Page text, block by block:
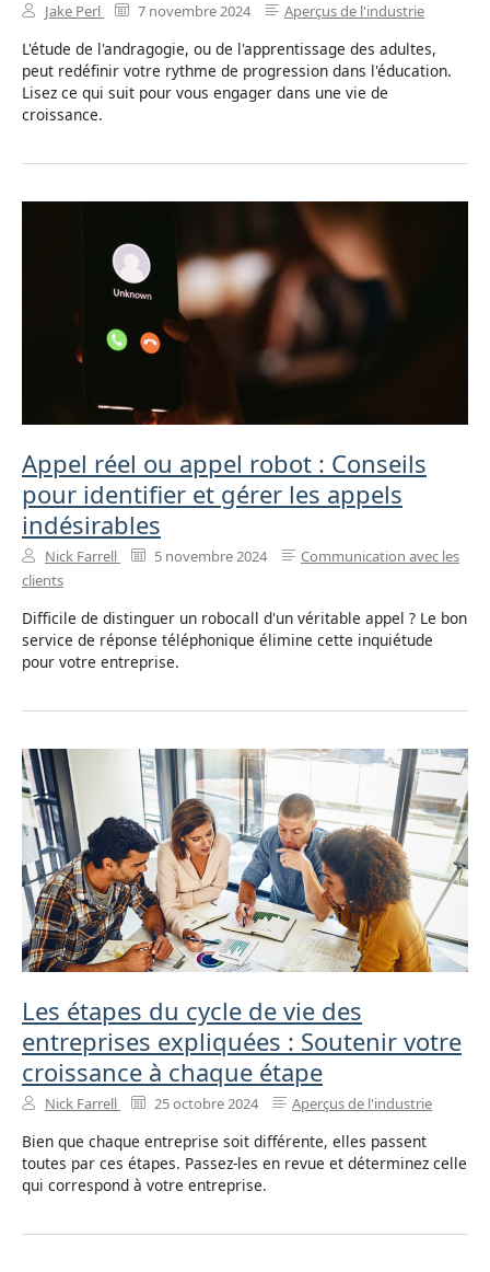
Jake Perl 7 novembre 2024 Aperçus de l'industrie
L'étude de l'andragogie, ou de l'apprentissage des adultes,
peut redéfinir votre rythme de progression dans l'éducation.
Lisez ce qui suit pour vous engager dans une vie de
croissance.
Appel réel ou appel robot : Conseils
pour identifier et gérer les appels
indésirables
Nick Farrell 5 novembre 2024
Communication avec les
clients
Difficile de distinguer un robocall d'un véritable appel ? Le bon
service de réponse téléphonique élimine cette inquiétude
pour votre entreprise.
Les étapes du cycle de vie des
entreprises expliquées : Soutenir votre
croissance à chaque étape
Nick Farrell 25 octobre 2024 Aperçus de l'industrie
Bien que chaque entreprise soit différente, elles passent
toutes par ces étapes. Passez-les en revue et déterminez celle
qui correspond à votre entreprise.